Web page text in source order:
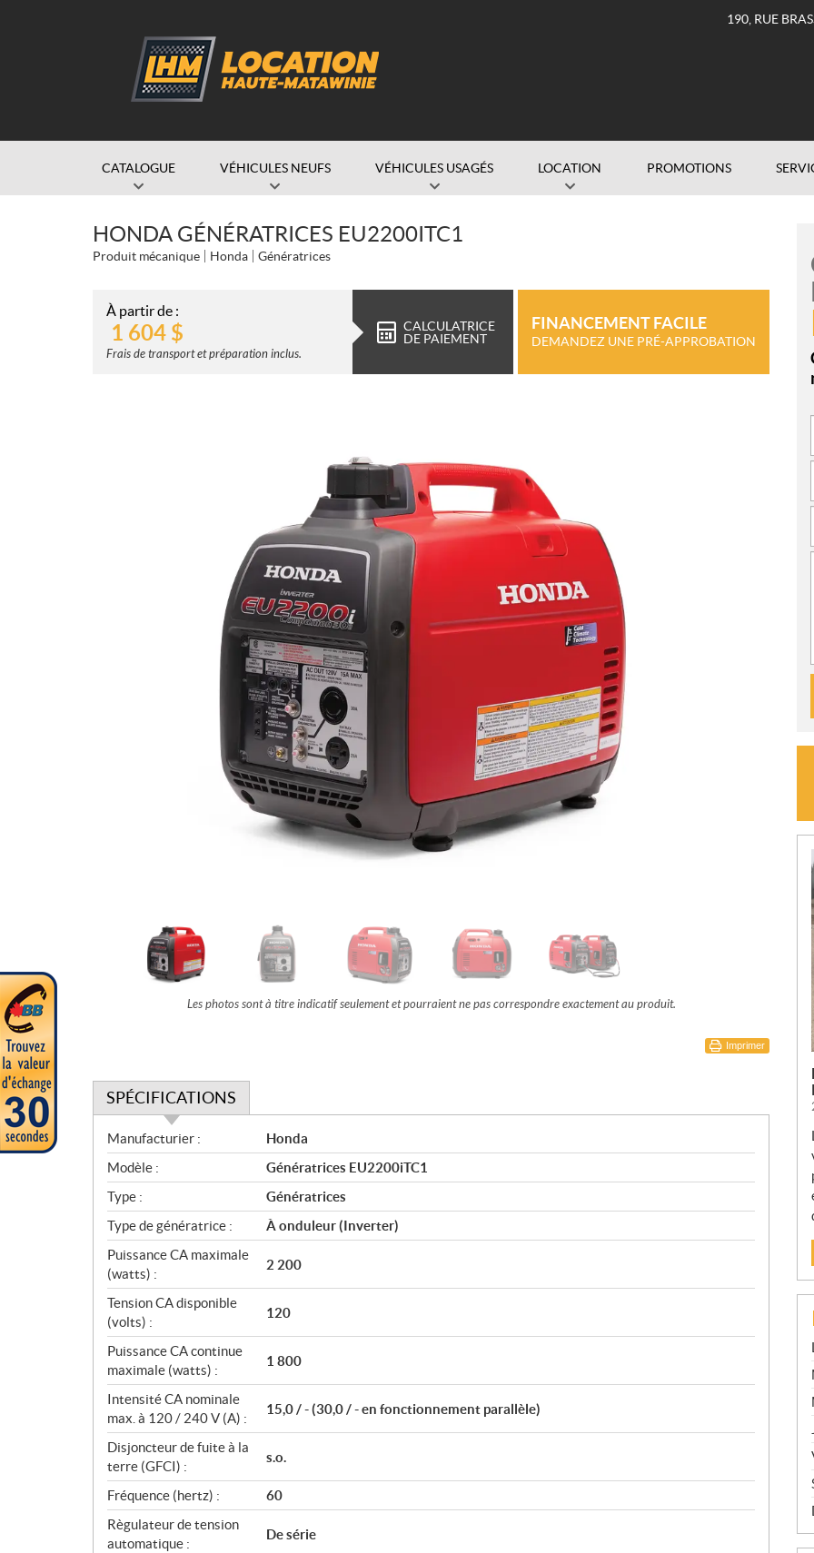
190, RUE
CATALOGUE VÉHICULES NEUFS VÉHICULES USAGÉS LOCATION PROMOTIONS
HONDA GÉNÉRATRICES EU2200ITC1
Produit mécanique Honda Génératrices
À partir de :
1 604 $
Frais de transport et préparation inclus.
CALCULATRICE
DE PAIEMENT
FINANCEMENT FACILE
DEMANDEZ UNE PRÉ-APPROBATION
Les photos sont à titre indicatif seulement et pourraient ne pas correspondre exactement au produit.
Imprimer
SPÉCIFICATIONS
S
p
é
c
i
f
i
c
a
t
i
o
n
s
Manufacturier :
Honda
Modèle :
Génératrices EU2200iTC1
Type :
Génératrices
Type de génératrice :
À onduleur (Inverter)
Puissance CA maximale
(watts) :
2 200
Tension CA disponible
(volts) :
120
Puissance CA continue
maximale (watts) :
1 800
Intensité CA nominale
max. à 120 / 240 V (A) :
15,0 / - (30,0 / - en fonctionnement parallèle)
Disjoncteur de fuite à la
terre (GFCI) :
s.o.
Fréquence (hertz) :
60
Règulateur de tension
automatique :
De série